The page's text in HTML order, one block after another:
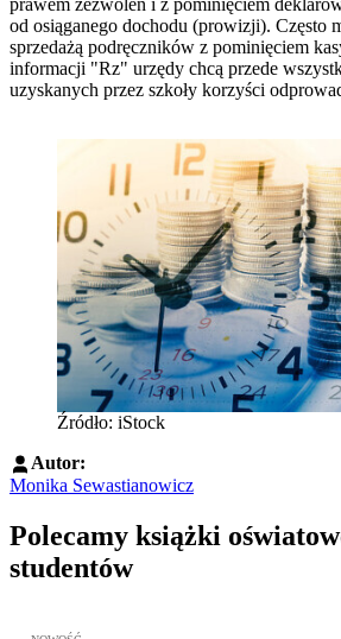
prawem zezwoleń i z pominięciem
od osiąganego dochodu (prowizji). Często
sprzedażą podręczników z pominięciem
informacji "Rz" urzędy chcą przede
uzyskanych przez szkoły korzyści
Źródło: iStock
Autor:
Monika Sewastianowicz
Polecamy książki
studentów